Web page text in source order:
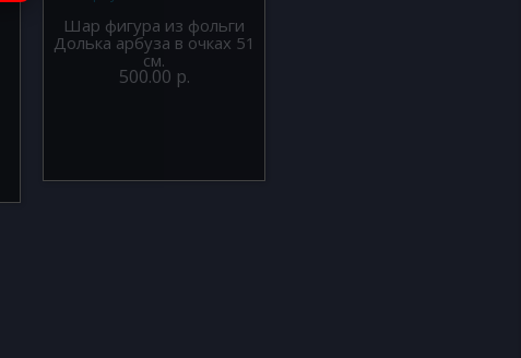
Шар фигура из фольги
Долька арбуза в очках 51
см.
500.00 р.